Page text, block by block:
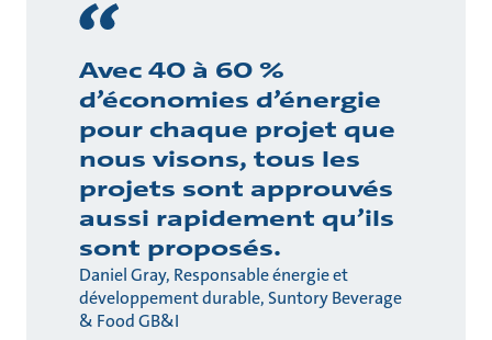
Avec 40 à 60 %
d’économies d’énergie
pour chaque projet que
nous visons, tous les
projets sont approuvés
aussi rapidement qu’ils
sont proposés.
Daniel Gray, Responsable énergie et
développement durable, Suntory Beverage
& Food GB&I